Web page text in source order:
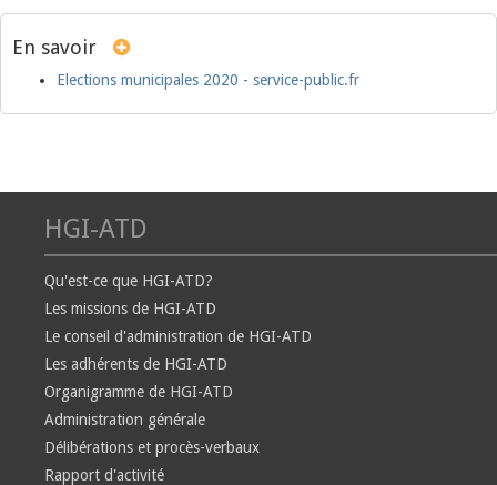
En savoir
Elections municipales 2020 - service-public.fr
HGI-ATD
Qu'est-ce que HGI-ATD?
Les missions de HGI-ATD
Le conseil d'administration de HGI-ATD
Les adhérents de HGI-ATD
Organigramme de HGI-ATD
Administration générale
Délibérations et procès-verbaux
Rapport d'activité